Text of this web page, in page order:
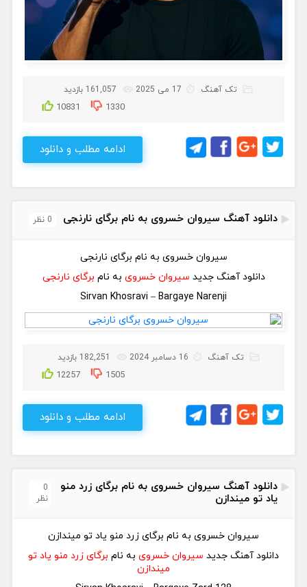
تک آهنگ 17 می 2025 161,057 بازدید
10831 1330
ادامه مطلب و دانلود
دانلود آهنگ سیروان خسروی به نام برگای نارنجی 0 نظر
سیروان خسروی به نام برگای نارنجی
دانلود آهنگ جدید سیروان خسروی به نام برگای نارنجی
Sirvan Khosravi – Bargaye Narenji
تک آهنگ 16 دسامبر 2024 182,251 بازدید
12257 1505
ادامه مطلب و دانلود
دانلود آهنگ سیروان خسروی به نام برگای زرد منو
یاد تو میندازن
0
نظر
سیروان خسروی به نام برگای زرد منو یاد تو میندازن
دانلود آهنگ جدید سیروان خسروی به نام برگای زرد منو یاد تو
میندازن